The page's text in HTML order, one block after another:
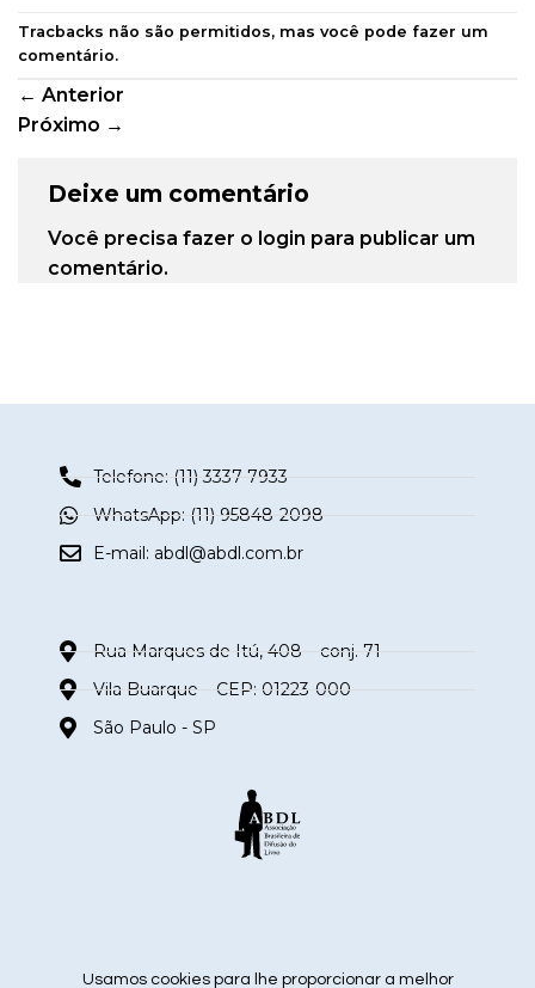
Tracbacks não são permitidos, mas você pode fazer um
comentário.
← Anterior
Próximo →
Deixe um comentário
Você precisa fazer o login para publicar um
comentário.
Telefone: (11) 3337-7933
WhatsApp: (11) 95848-2098
E-mail: abdl@abdl.com.br
Rua Marques de Itú, 408 – conj. 71
Vila Buarque – CEP: 01223-000
São Paulo - SP
siga nas redes sociais
Usamos cookies para lhe proporcionar a melhor